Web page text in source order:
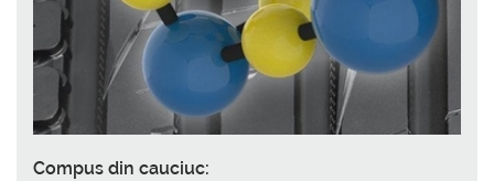
Compus din cauciuc: